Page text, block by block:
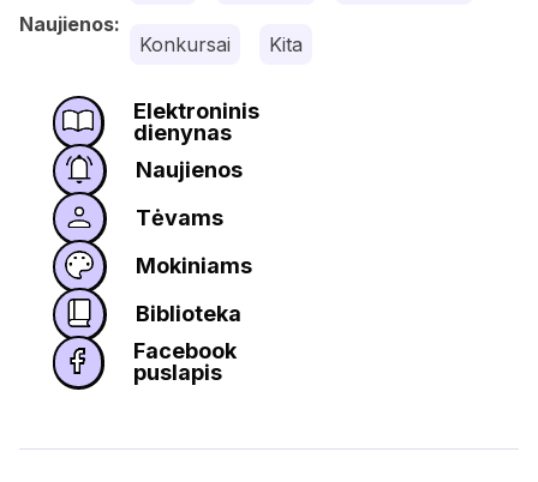
Naujienos:
Konkursai Kita
Elektroninis
dienynas
Naujienos
Tėvams
Mokiniams
Biblioteka
Facebook
puslapis